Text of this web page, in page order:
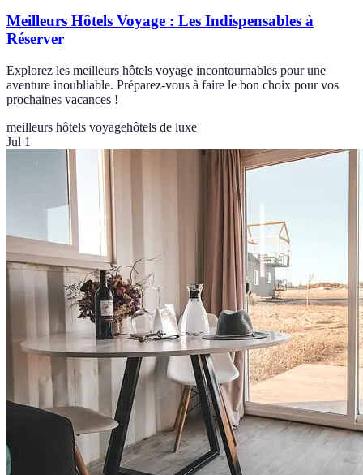
Meilleurs Hôtels Voyage : Les Indispensables à
Réserver
Explorez les meilleurs hôtels voyage incontournables pour une
aventure inoubliable. Préparez-vous à faire le bon choix pour vos
prochaines vacances !
meilleurs hôtels voyagehôtels de luxe
Jul 1